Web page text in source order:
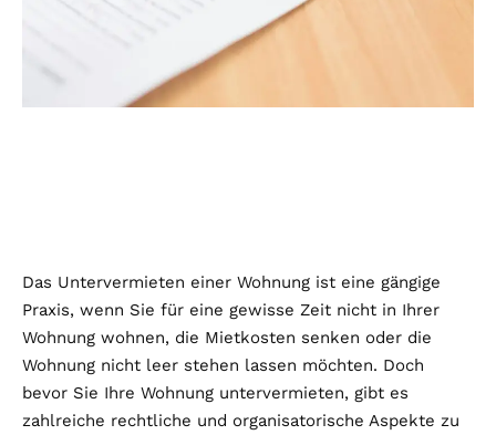
Das Untervermieten einer Wohnung ist eine gängige
Praxis, wenn Sie für eine gewisse Zeit nicht in Ihrer
Wohnung wohnen, die Mietkosten senken oder die
Wohnung nicht leer stehen lassen möchten. Doch
bevor Sie Ihre Wohnung untervermieten, gibt es
zahlreiche rechtliche und organisatorische Aspekte zu